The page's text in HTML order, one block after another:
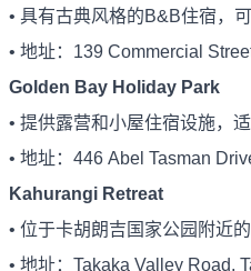
• 具有古典风格的B&B住宿，
• 地址：139 Commercial
Golden Bay Holiday Park
• 提供露营和小屋住宿设施，适
• 地址：446 Abel Tasman
Kahurangi Retreat
• 位于卡胡朗吉国家公园附近
• 地址：Takaka Valley Road,